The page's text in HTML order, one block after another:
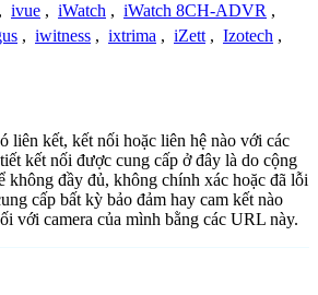
, ivue , iWatch , iWatch 8CH-ADVR ,
, iwitness , ixtrima , iZett , Izotech ,
liên kết, kết nối hoặc liên hệ nào với các
kết nối được cung cấp ở đây là do cộng
không đầy đủ, không chính xác hoặc đã lỗi
cấp bất kỳ bảo đảm hay cam kết nào
với camera của mình bằng các URL này.